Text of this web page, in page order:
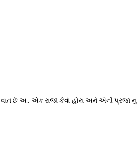
વાત છે આ. એક રાજા કેવો હોય અને એની પ્રજા નું